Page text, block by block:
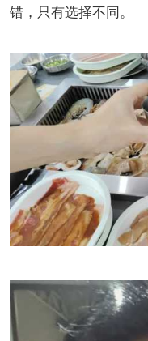
错，只有选择不同。